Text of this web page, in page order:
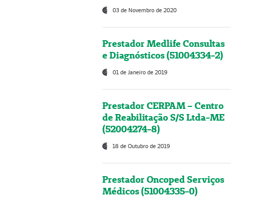
03 de Novembro de 2020
Prestador Medlife Consultas
e Diagnósticos (51004334-2)
01 de Janeiro de 2019
Prestador CERPAM – Centro
de Reabilitação S/S Ltda-ME
(52004274-8)
18 de Outubro de 2019
Prestador Oncoped Serviços
Médicos (51004335-0)